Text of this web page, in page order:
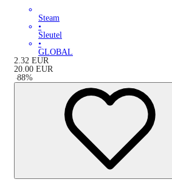
Steam
•
Sleutel
•
GLOBAL
2.32 EUR
20.00 EUR
-88%